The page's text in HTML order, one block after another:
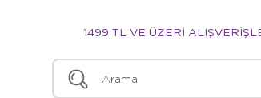
1499 TL VE ÜZERİ